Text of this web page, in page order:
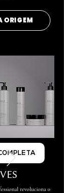
ORIGEM
revoluciona o